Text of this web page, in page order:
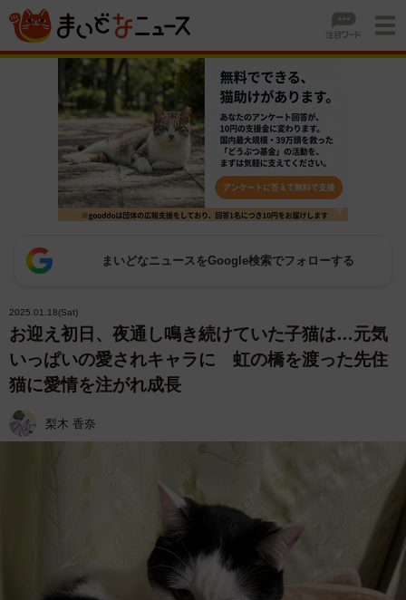
まいどなニュースをGoogle検索でフォローする
2025.01.18(Sat)
お迎え初日、夜通し鳴き続けていた子猫は…元気
いっぱいの愛されキャラに 虹の橋を渡った先住
猫に愛情を注がれ成長
梨木 香奈